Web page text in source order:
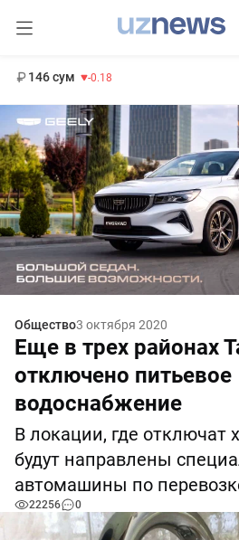
146 сум -0.18
Общество3 октября 2020
Еще в трех районах
отключено питьевое
водоснабжение
В локации, где отключат
будут направлены
автомашины по
22256 0